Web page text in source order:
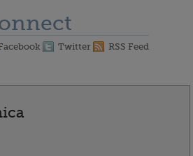
Twitter RSS Feed